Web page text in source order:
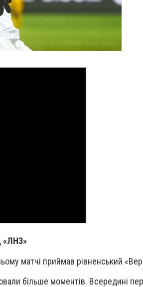
«ЛНЗ»
матчі приймав рівненський
більше моментів. Всередині